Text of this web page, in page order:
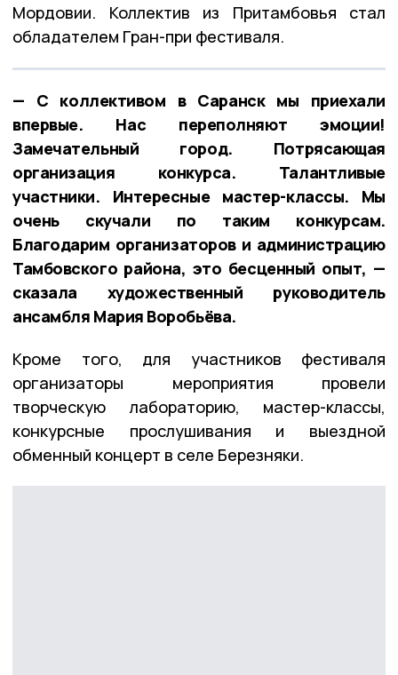
Мордовии. Коллектив из Притамбовья стал
обладателем Гран-при фестиваля.
— С коллективом в Саранск мы приехали
впервые. Нас переполняют эмоции!
Замечательный город. Потрясающая
организация конкурса. Талантливые
участники. Интересные мастер-классы. Мы
очень скучали по таким конкурсам.
Благодарим организаторов и администрацию
Тамбовского района, это бесценный опыт, —
сказала художественный руководитель
ансамбля Мария Воробьёва.
Кроме того, для участников фестиваля
организаторы мероприятия провели
творческую лабораторию, мастер-классы,
конкурсные прослушивания и выездной
обменный концерт в селе Березняки.